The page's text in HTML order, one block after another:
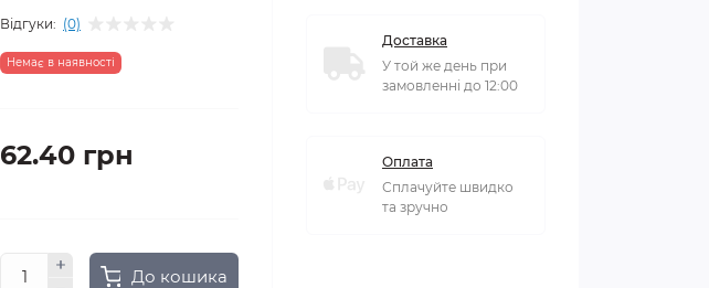
Відгуки: (0)
Немає в наявності
62.40 грн
До кошика
Доставка
У той же день при
замовленні до 12:00
Оплата
Сплачуйте швидко
та зручно